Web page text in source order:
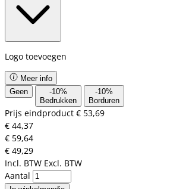
Logo toevoegen
Meer info
Geen
-10%
Bedrukken
-10%
Borduren
Prijs eindproduct € 53,69
€ 44,37
€ 59,64
€ 49,29
Incl. BTW Excl. BTW
Aantal